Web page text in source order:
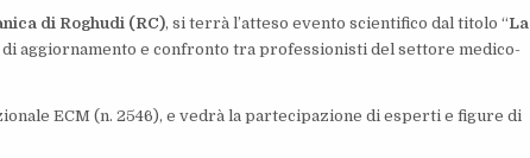
di Roghudi (RC), si terrà l’atteso evento scientifico dal titolo “La
di aggiornamento e confronto tra professionisti del settore medico-
ECM (n. 2546), e vedrà la partecipazione di esperti e figure di